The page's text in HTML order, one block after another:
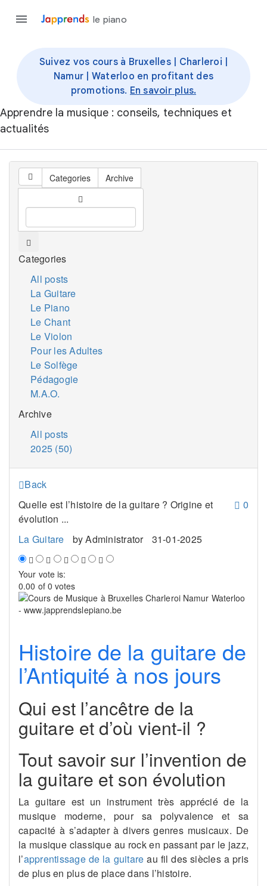
le piano
Suivez vos cours à Bruxelles | Charleroi |
Namur | Waterloo en profitant des
promotions. En savoir plus.
Apprendre la musique : conseils, techniques et
actualités
Categories Archive
Categories
All posts
La Guitare
Le Piano
Le Chant
Le Violon
Pour les Adultes
Le Solfège
Pédagogie
M.A.O.
Archive
All posts
2025 (50)
Back
0
Quelle est l’histoire de la guitare ? Origine et
évolution ...
La Guitare
byAdministrator 31-01-2025
Your vote is:
0.00 of 0 votes
Histoire de la guitare de
l’Antiquité à nos jours
Qui est l’ancêtre de la
guitare et d’où vient-il ?
Tout savoir sur l’invention de
la guitare et son évolution
La guitare est un instrument très apprécié de la
musique moderne, pour sa polyvalence et sa
capacité à s’adapter à divers genres musicaux. De
la musique classique au rock en passant par le jazz,
l’apprentissage de la guitare au fil des siècles a pris
de plus en plus de place dans l’histoire.